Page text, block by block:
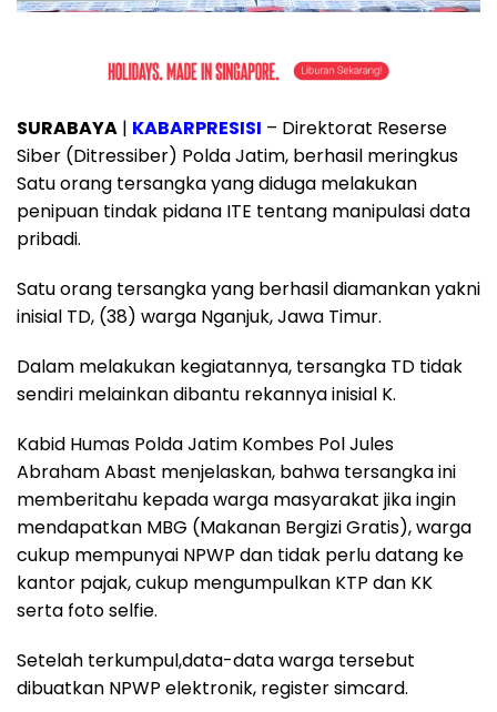
SURABAYA | KABARPRESISI – Direktorat Reserse
Siber (Ditressiber) Polda Jatim, berhasil meringkus
Satu orang tersangka yang diduga melakukan
penipuan tindak pidana ITE tentang manipulasi data
pribadi.
Satu orang tersangka yang berhasil diamankan yakni
inisial TD, (38) warga Nganjuk, Jawa Timur.
Dalam melakukan kegiatannya, tersangka TD tidak
sendiri melainkan dibantu rekannya inisial K.
Kabid Humas Polda Jatim Kombes Pol Jules
Abraham Abast menjelaskan, bahwa tersangka ini
memberitahu kepada warga masyarakat jika ingin
mendapatkan MBG (Makanan Bergizi Gratis), warga
cukup mempunyai NPWP dan tidak perlu datang ke
kantor pajak, cukup mengumpulkan KTP dan KK
serta foto selfie.
Setelah terkumpul,data-data warga tersebut
dibuatkan NPWP elektronik, register simcard.